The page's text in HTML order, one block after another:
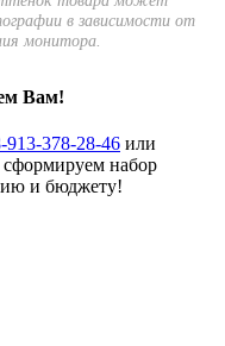
в зависимости от
монитора.
Вам!
913-378-28-46 или
набор
и бюджету!